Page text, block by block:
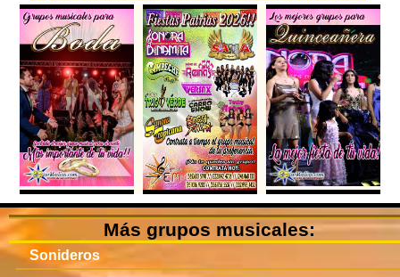
Más grupos musicales:
Sonideros